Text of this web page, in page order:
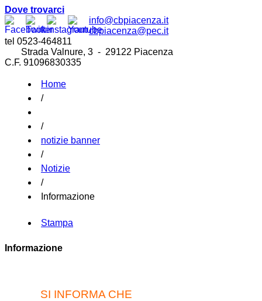
Dove trovarci
info@cbpiacenza.it
cbpiacenza@pec.it
tel 0523-464811
Strada Valnure, 3 - 29122 Piacenza
C.F. 91096830335
Home
/
/
notizie banner
/
Notizie
/
Informazione
Stampa
Informazione
SI INFORMA CHE